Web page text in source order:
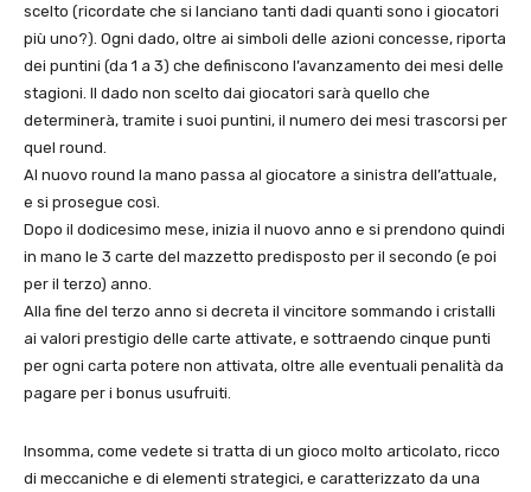
scelto (ricordate che si lanciano tanti dadi quanti sono i giocatori
più uno?). Ogni dado, oltre ai simboli delle azioni concesse, riporta
dei puntini (da 1 a 3) che definiscono l’avanzamento dei mesi delle
stagioni. Il dado non scelto dai giocatori sarà quello che
determinerà, tramite i suoi puntini, il numero dei mesi trascorsi per
quel round.
Al nuovo round la mano passa al giocatore a sinistra dell’attuale,
e si prosegue così.
Dopo il dodicesimo mese, inizia il nuovo anno e si prendono quindi
in mano le 3 carte del mazzetto predisposto per il secondo (e poi
per il terzo) anno.
Alla fine del terzo anno si decreta il vincitore sommando i cristalli
ai valori prestigio delle carte attivate, e sottraendo cinque punti
per ogni carta potere non attivata, oltre alle eventuali penalità da
pagare per i bonus usufruiti.
Insomma, come vedete si tratta di un gioco molto articolato, ricco
di meccaniche e di elementi strategici, e caratterizzato da una